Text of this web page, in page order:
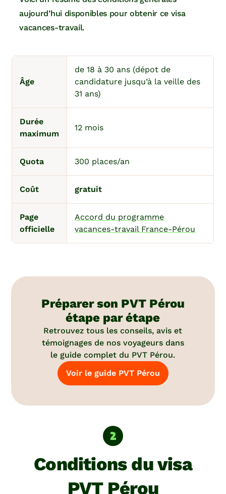
aujourd’hui disponibles pour obtenir ce visa
vacances-travail.
Âge
de 18 à 30 ans (dépot de
candidature jusqu’à la veille des
31 ans)
Durée
maximum
12 mois
Quota 300 places/an
Coût gratuit
Page
officielle
Accord du programme
vacances-travail France-Pérou
Préparer son PVT Pérou
étape par étape
Retrouvez tous les conseils, avis et
témoignages de nos voyageurs dans
le guide complet du PVT Pérou.
Voir le guide PVT Pérou
Conditions du visa
PVT Pérou